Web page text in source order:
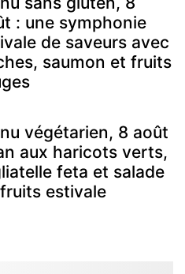
: une symphonie
de saveurs avec
saumon et fruits
végétarien, 8 août
aux haricots verts,
feta et salade
estivale